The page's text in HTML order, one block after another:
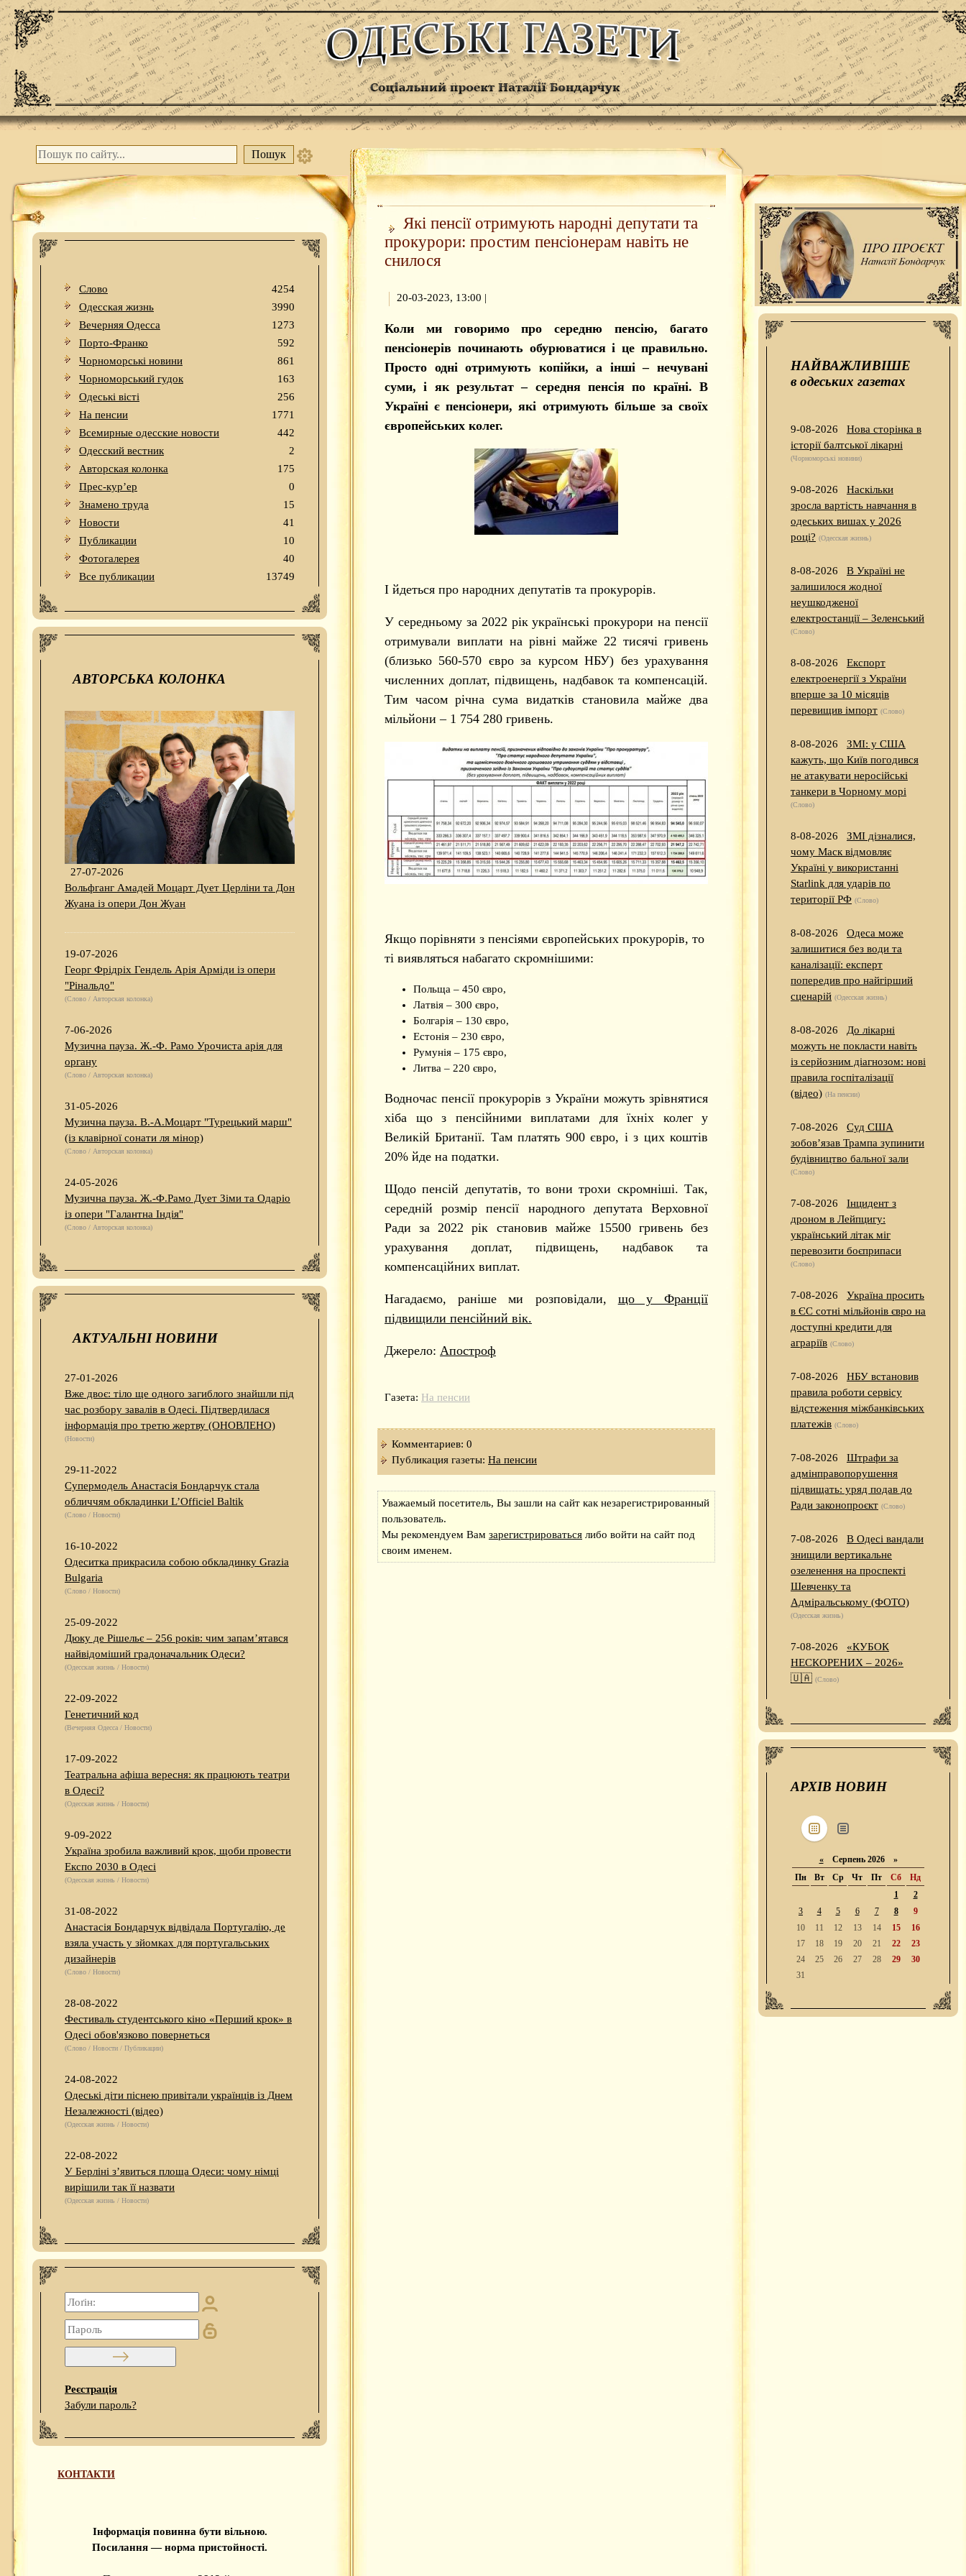
Слово
4254
Одесская жизнь
3990
Вечерняя Одесса
1273
Порто-Франко
592
Чорноморські новини
861
Чорноморський гудок
163
Одеськi вiстi
256
На пенсии
1771
Всемирные одесские новости
442
Одесский вестник
2
Авторская колонка
175
Прес-кур’ер
0
Знамено труда
15
Новости
41
Публикации
10
Фотогалерея
40
Все публикации
13749
АВТОРСЬКА КОЛОНКА
27-07-2026
Вольфганг Амадей Моцарт Дует Церліни та Дон
Жуана із опери Дон Жуан
19-07-2026
Георг Фрідріх Гендель Арія Арміди із опери
"Рінальдо"
(Слово / Авторская колонка)
7-06-2026
Музична пауза. Ж.-Ф. Рамо Урочиста арія для
органу
(Слово / Авторская колонка)
31-05-2026
Музична пауза. В.-А.Моцарт "Турецький марш"
(із клавірної сонати ля мінор)
(Слово / Авторская колонка)
24-05-2026
Музична пауза. Ж.-Ф.Рамо Дует Зіми та Одаріо
із опери "Галантна Індія"
(Слово / Авторская колонка)
АКТУАЛЬНІ НОВИНИ
27-01-2026
Вже двоє: тіло ще одного загиблого знайшли під
час розбору завалів в Одесі. Підтвердилася
інформація про третю жертву (ОНОВЛЕНО)
(Новости)
29-11-2022
Супермодель Анастасія Бондарчук стала
обличчям обкладинки L’Officiel Baltik
(Слово / Новости)
16-10-2022
Одеситка прикрасила собою обкладинку Grazia
Bulgaria
(Слово / Новости)
25-09-2022
Дюку де Рішельє – 256 років: чим запам’ятався
найвідоміший градоначальник Одеси?
(Одесская жизнь / Новости)
22-09-2022
Генетичний код
(Вечерняя Одесса / Новости)
17-09-2022
Театральна афіша вересня: як працюють театри
в Одесі?
(Одесская жизнь / Новости)
9-09-2022
Україна зробила важливий крок, щоби провести
Експо 2030 в Одесі
(Одесская жизнь / Новости)
31-08-2022
Анастасія Бондарчук відвідала Португалію, де
взяла участь у зйомках для португальських
дизайнерів
(Слово / Новости)
28-08-2022
Фестиваль студентського кіно «Перший крок» в
Одесі обов'язково повернеться
(Слово / Новости / Публикации)
24-08-2022
Одеські діти піснею привітали українців із Днем
Незалежності (відео)
(Одесская жизнь / Новости)
22-08-2022
У Берліні з’явиться площа Одеси: чому німці
вирішили так її назвати
(Одесская жизнь / Новости)
Реєстрація
Забули пароль?
КОНТАКТИ
Інформація повинна бути вільною.
Посилання — норма пристойності.
Які пенсії отримують народні депутати та
прокурори: простим пенсіонерам навіть не
снилося
20-03-2023, 13:00 |
Коли ми говоримо про середню пенсію, багато
пенсіонерів починають обурюватися і це правильно.
Просто одні отримують копійки, а інші – нечувані
суми, і як результат – середня пенсія по країні. В
Україні є пенсіонери, які отримують більше за своїх
європейських колег.
І йдеться про народних депутатів та прокурорів.
У середньому за 2022 рік українські прокурори на пенсії
отримували виплати на рівні майже 22 тисячі гривень
(близько 560-570 євро за курсом НБУ) без урахування
численних доплат, підвищень, надбавок та компенсацій.
Тим часом річна сума видатків становила майже два
мільйони – 1 754 280 гривень.
Якщо порівняти з пенсіями європейських прокурорів, то
ті виявляться набагато скромнішими:
Польща – 450 євро,
Латвія – 300 євро,
Болгарія – 130 євро,
Естонія – 230 євро,
Румунія – 175 євро,
Литва – 220 євро,
Водночас пенсії прокурорів з України можуть зрівнятися
хіба що з пенсійними виплатами для їхніх колег у
Великій Британії. Там платять 900 євро, і з цих коштів
20% йде на податки.
Щодо пенсій депутатів, то вони трохи скромніші. Так,
середній розмір пенсії народного депутата Верховної
Ради за 2022 рік становив майже 15500 гривень без
урахування доплат, підвищень, надбавок та
компенсаційних виплат.
Нагадаємо, раніше ми розповідали,
що у Франції
підвищили пенсійний вік.
Джерело: Апостроф
Газета: На пенсии
Комментариев: 0
Публикация газеты: На пенсии
Уважаемый посетитель, Вы зашли на сайт как незарегистрированный
пользователь.
Мы рекомендуем Вам зарегистрироваться либо войти на сайт под
своим именем.
НАЙВАЖЛИВІШЕ
в одеських газетах
9-08-2026
Нова сторінка в
історії балтської лікарні
(Чорноморські новини)
9-08-2026
Наскільки
зросла вартість навчання в
одеських вишах у 2026
році? (Одесская жизнь)
8-08-2026
В Україні не
залишилося жодної
неушкодженої
електростанції – Зеленський
(Слово)
8-08-2026
Експорт
електроенергії з України
вперше за 10 місяців
перевищив імпорт (Слово)
8-08-2026
ЗМІ: у США
кажуть, що Київ погодився
не атакувати неросійські
танкери в Чорному морі
(Слово)
8-08-2026
ЗМІ дізналися,
чому Маск відмовляє
Україні у використанні
Starlink для ударів по
території РФ (Слово)
8-08-2026
Одеса може
залишитися без води та
каналізації: експерт
попередив про найгірший
сценарій (Одесская жизнь)
8-08-2026
До лікарні
можуть не покласти навіть
із серйозним діагнозом: нові
правила госпіталізації
(відео) (На пенсии)
7-08-2026
Суд США
зобов’язав Трампа зупинити
будівництво бальної зали
(Слово)
7-08-2026
Інцидент з
дроном в Лейпцигу:
український літак міг
перевозити боєприпаси
(Слово)
7-08-2026
Україна просить
в ЄС сотні мільйонів євро на
доступні кредити для
аграріїв (Слово)
7-08-2026
НБУ встановив
правила роботи сервісу
відстеження міжбанківських
платежів (Слово)
7-08-2026
Штрафи за
адмінправопорушення
підвищать: уряд подав до
Ради законопроєкт (Слово)
7-08-2026
В Одесі вандали
знищили вертикальне
озеленення на проспекті
Шевченку та
Адміральському (ФОТО)
(Одесская жизнь)
7-08-2026
«КУБОК
НЕСКОРЕНИХ – 2026»
🇺🇦 (Слово)
АРХІВ НОВИН
«Серпень 2026 »
Пн
Вт Ср Чт Пт Сб
Нд
1
2
3
4 5 6 7 8
9
10
11 12 13 14 15
16
17
18 19 20 21 22
23
24
25 26 27 28 29
30
31